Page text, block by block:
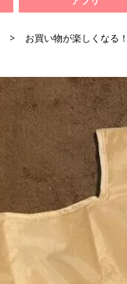
お買い物が楽しくなる